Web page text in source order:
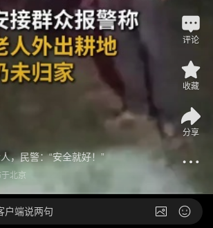
，民警：“安全就好！”
北京
评论
收藏
分享
户端说两句